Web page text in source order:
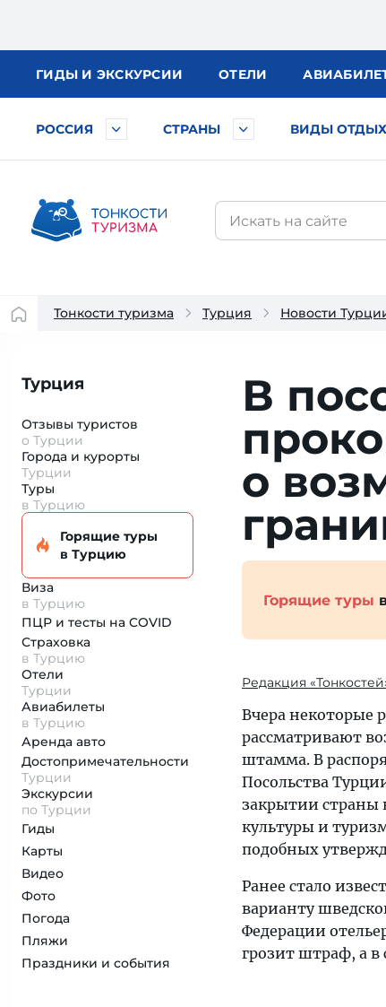
ГИДЫ И ЭКСКУРСИИ ОТЕЛИ АВИА
РОССИЯ СТРАНЫ ВИДЫ
Тонкости туризма Турция Новости
Турция
Отзывы туристов
о Турции
Города и курорты
Турции
Туры
в Турцию
Горящие туры
в Турцию
Виза
в Турцию
ПЦР и тесты на COVID
Страховка
в Турцию
Отели
Турции
Авиабилеты
в Турцию
Аренда авто
Достопримеча­тельности
Турции
Экскурсии
по Турции
Гиды
Карты
Видео
Фото
Погода
Пляжи
Праздники и события
В
о
Горящие туры
Редакция
Вчера некоторые
рассматривают
штамма. В
Посольства
закрытии страны
культуры и
подобных
Ранее стало
варианту
Федерации
грозит штраф, а